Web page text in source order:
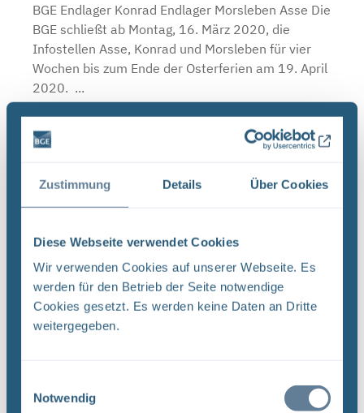
Zustimmung Details Über Cookies
Diese Webseite verwendet Cookies
Wir verwenden Cookies auf unserer Webseite. Es
werden für den Betrieb der Seite notwendige
Cookies gesetzt. Es werden keine Daten an Dritte
weitergegeben.
Notwendig
BGE Endlager Konrad Endlager Morsleben Asse Die
BGE schließt ab Montag, 16. März 2020, die
Infostellen Asse, Konrad und Morsleben für vier
Wochen bis zum Ende der Osterferien am 19. April
2020. ...
Schließzeiten Infostellen Oktober/November
BGE Asse Endlager Konrad Endlager Morsleben Die
am Mittwoch, den 23. Oktober 2019 aufgrund
am Donnerstag, ...
Endlagersuche Asse Zwischen der Stasi-
Unterlagenbehörde und dem Bundesamt für